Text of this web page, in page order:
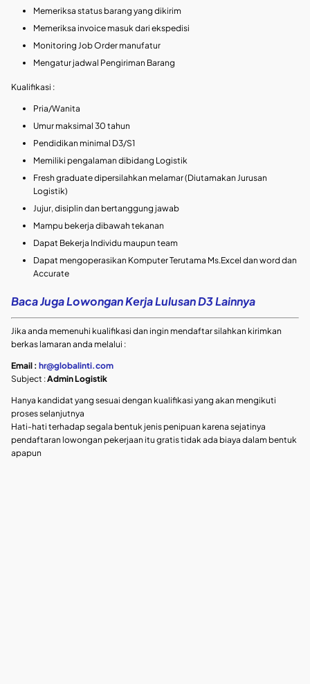
Memeriksa status barang yang dikirim
Memeriksa invoice masuk dari ekspedisi
Monitoring Job Order manufatur
Mengatur jadwal Pengiriman Barang
Kualifikasi :
Pria/Wanita
Umur maksimal 30 tahun
Pendidikan minimal D3/S1
Memiliki pengalaman dibidang Logistik
Fresh graduate dipersilahkan melamar (Diutamakan Jurusan
Logistik)
Jujur, disiplin dan bertanggung jawab
Mampu bekerja dibawah tekanan
Dapat Bekerja Individu maupun team
Dapat mengoperasikan Komputer Terutama Ms.Excel dan word dan
Accurate
Baca Juga Lowongan Kerja Lulusan D3 Lainnya
Jika anda memenuhi kualifikasi dan ingin mendaftar silahkan kirimkan
berkas lamaran anda melalui :
Email : hr@globalinti.com
Subject :Admin Logistik
Hanya kandidat yang sesuai dengan kualifikasi yang akan mengikuti
proses selanjutnya
Hati-hati terhadap segala bentuk jenis penipuan karena sejatinya
pendaftaran lowongan pekerjaan itu gratis tidak ada biaya dalam bentuk
apapun